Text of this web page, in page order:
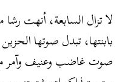
لا تزال السابعة، أنهت
بابنتها، تبدل صوتها
صوت غاضب وعنيف وآمر مع